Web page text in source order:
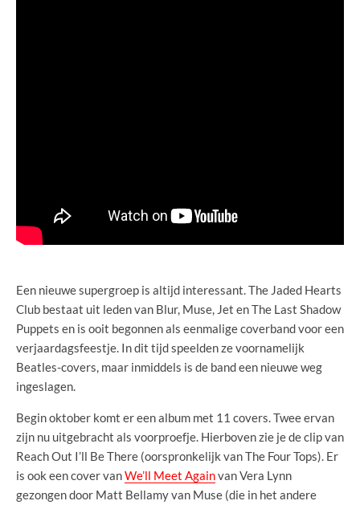
Een nieuwe supergroep is altijd interessant. The Jaded Hearts
Club bestaat uit leden van Blur, Muse, Jet en The Last Shadow
Puppets en is ooit begonnen als eenmalige coverband voor een
verjaardagsfeestje. In dit tijd speelden ze voornamelijk
Beatles-covers, maar inmiddels is de band een nieuwe weg
ingeslagen.
Begin oktober komt er een album met 11 covers. Twee ervan
zijn nu uitgebracht als voorproefje. Hierboven zie je de clip van
Reach Out I’ll Be There (oorspronkelijk van The Four Tops). Er
is ook een cover vanWe’ll Meet Againvan Vera Lynn
gezongen door Matt Bellamy van Muse (die in het andere